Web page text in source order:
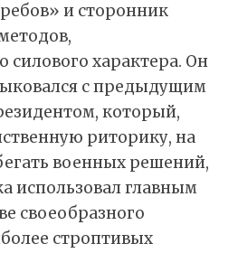
и сторонник
силового характера. Он
с предыдущим
который,
риторику, на
военных решений,
использовал главным
своеобразного
строптивых